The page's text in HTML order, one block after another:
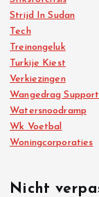
Strijd In Sudan
Tech
Treinongeluk
Turkije Kiest
Verkiezingen
Wangedrag
Watersnoodramp
Wk Voetbal
Woningcorporaties
Nicht